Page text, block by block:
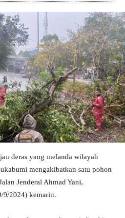
deras yang melanda wilayah
mengakibatkan satu pohon
Jenderal Ahmad Yani,
9/2024) kemarin.